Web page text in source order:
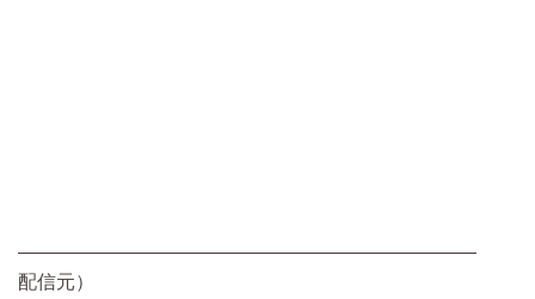
————————————————————————
配信元）